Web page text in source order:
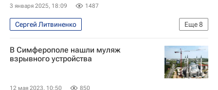
Следственный комитет России (СК РФ)
3 января 2025, 18:09 1487
Еще8
Сергей Литвиненко
Специальная военная операция на Украине
Россия
Курская область
Украина
Следственный комитет России (СК РФ)
В Симферополе нашли муляж
взрывного устройства
12 мая 2023, 10:50 850